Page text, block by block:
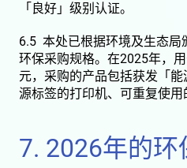
「良好」级别认证。
6.5 本处已根据环境及生态局
环保采购规格。在2025年，
元，采购的产品包括获发「
源标签的打印机、可重复使用
7. 2026年的环